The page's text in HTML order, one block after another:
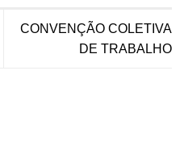
CONVENÇÃO COLETIVA
DE TRABALHO